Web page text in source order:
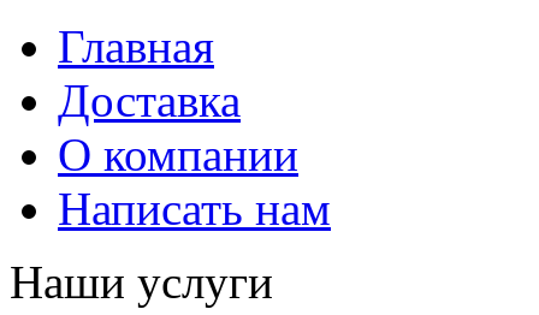
Главная
Доставка
О компании
Написать нам
Наши услуги